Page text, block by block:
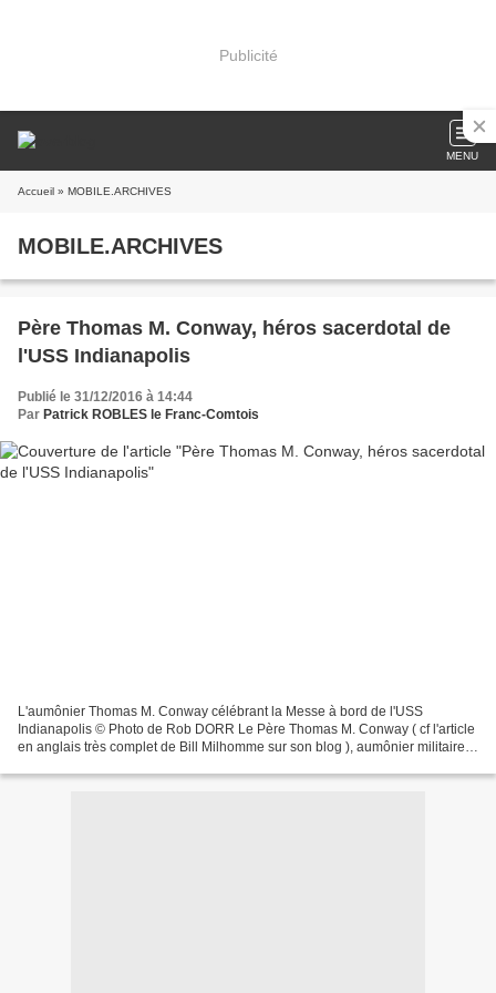
Publicité
MENU
Accueil » MOBILE.ARCHIVES
MOBILE.ARCHIVES
Père Thomas M. Conway, héros sacerdotal de
l'USS Indianapolis
Publié le 31/12/2016 à 14:44
Par Patrick ROBLES le Franc-Comtois
L'aumônier Thomas M. Conway célébrant la Messe à bord de l'USS
Indianapolis © Photo de Rob DORR Le Père Thomas M. Conway ( cf l'article
en anglais très complet de Bill Milhomme sur son blog ), aumônier militaire